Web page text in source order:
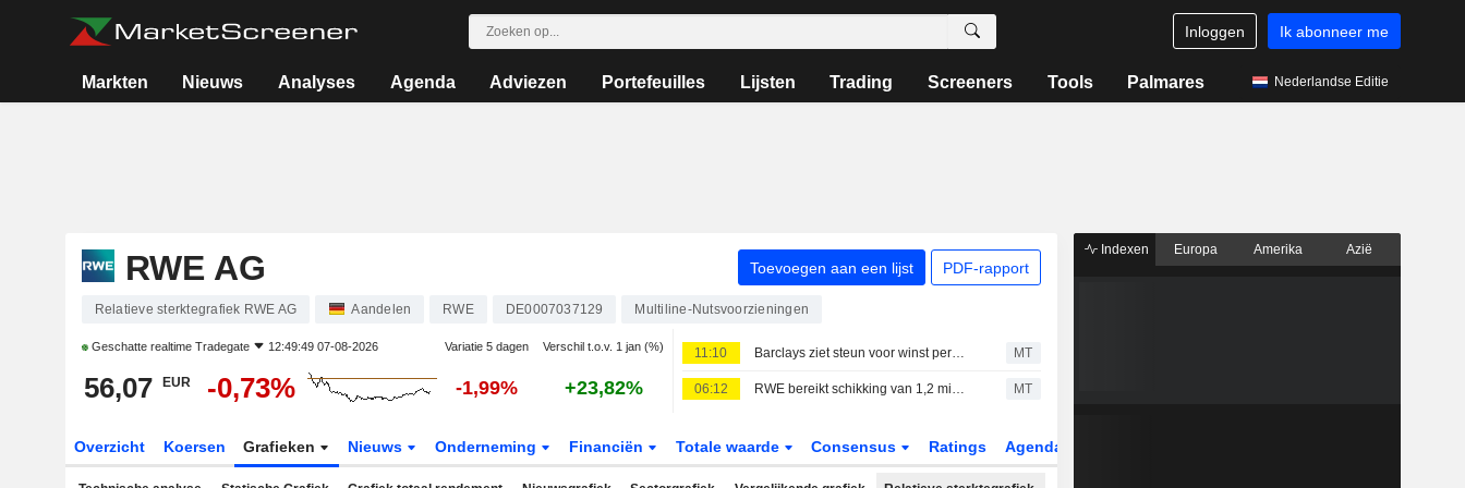
Inloggen Ik abonneer me
Markten Nieuws Analyses Agenda Adviezen Portefeuilles Lijsten Trading Screeners Tools Palmares Nederlandse Editie
RWE AG Toevoegen aan een lijst PDF-rapport
Relatieve sterktegrafiek RWE AG Aandelen RWE DE0007037129 Multiline-Nutsvoorzieningen
Geschatte realtime Tradegate 12:49:49 07-08-2026 Variatie 5 dagen Verschil t.o.v. 1 jan (%)
56,07 EUR -0,73% -1,99% +23,82%
11:10 Barclays ziet steun voor winst per aandeel RWE na 'gunstige' Amerikaanse schikking van 1,2 miljard dollar MT
06:12 RWE bereikt schikking van 1,2 miljard dollar over Amerikaanse offshore windprojecten MT
Overzicht Koersen Grafieken Nieuws Onderneming Financiën Totale waarde Consensus Ratings Agenda
Indexen Europa Amerika Azië